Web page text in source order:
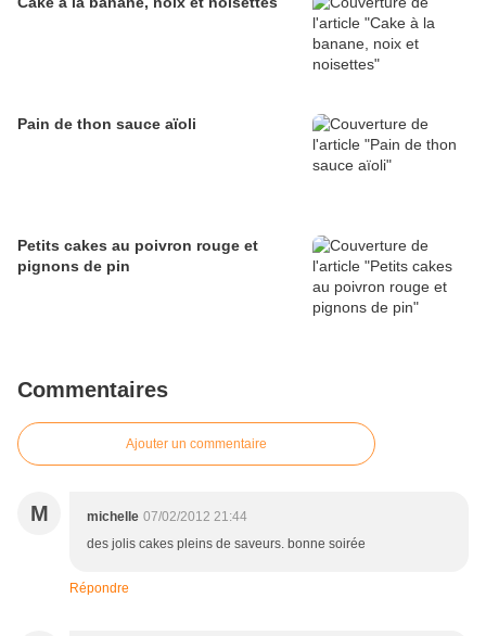
Pain de thon sauce aïoli
Petits cakes au poivron rouge et
pignons de pin
Commentaires
Ajouter un commentaire
M michelle 07/02/2012 21:44
des jolis cakes pleins de saveurs. bonne soirée
Répondre